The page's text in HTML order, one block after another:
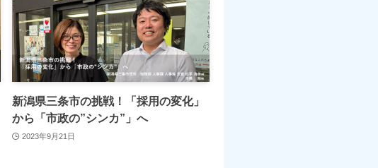
新潟県三条市の挑戦！「採用の変化」
から「市政の”シンカ”」へ
2023年9月21日